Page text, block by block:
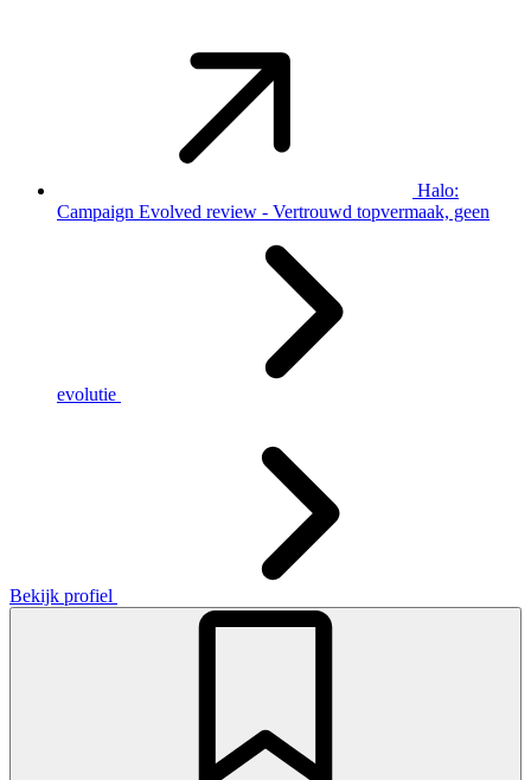
Halo:
Campaign Evolved review - Vertrouwd topvermaak, geen
evolutie
Bekijk profiel